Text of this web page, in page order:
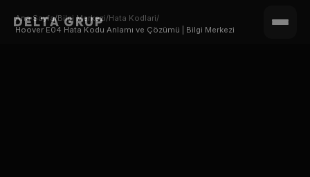
DELTA GRUP
Ana Sayfa/Bilgi Merkezi/Hata Kodlari/
Hoover E04 Hata Kodu Anlamı ve Çözümü | Bilgi Merkezi